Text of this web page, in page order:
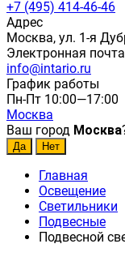
+7 (495) 414-46-46
Адрес
Москва, ул. 1-я
Электронная почта
info@intario.ru
График работы
Пн-Пт 10:00—17:00
Москва
Ваш город Москва
Главная
Освещение
Светильники
Подвесные
Подвесной